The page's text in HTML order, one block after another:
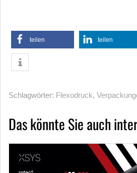
teilen teilen
Schlagwörter: Flexodruck,
Das könnte Sie auch